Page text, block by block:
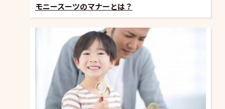
モニースーツのマナーとは？